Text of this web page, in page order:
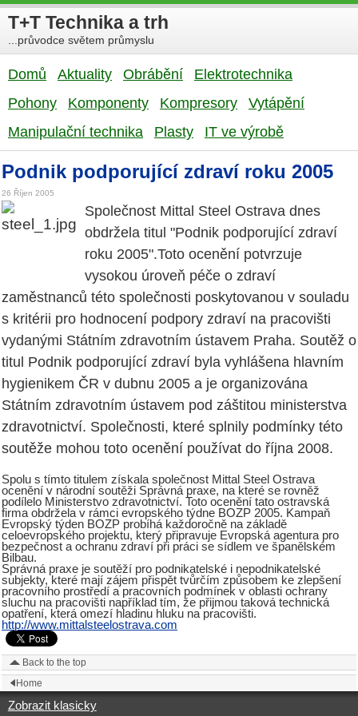
T+T Technika a trh
...průvodce světem průmyslu
Domů Aktuality Obrábění
Elektrotechnika
Pohony
Komponenty Kompresory
Vytápění
Manipulační technika
Plasty IT ve výrobě
Podnik podporující zdraví roku 2005
26 Říjen 2005
Společnost Mittal Steel Ostrava dnes
obdržela titul "Podnik podporující zdraví
roku 2005".Toto ocenění potvrzuje
vysokou úroveň péče o zdraví
zaměstnanců této společnosti poskytovanou v souladu
s kritérii pro hodnocení podpory zdraví na pracovišti
vydanými Státním zdravotním ústavem Praha. Soutěž o
titul Podnik podporující zdraví byla vyhlášena hlavním
hygienikem ČR v dubnu 2005 a je organizována
Státním zdravotním ústavem pod záštitou ministerstva
zdravotnictví. Společnosti, které splnily podmínky této
soutěže mohou toto ocenění používat do října 2008.
Spolu s tímto titulem získala společnost Mittal Steel Ostrava
ocenění v národní soutěži Správná praxe, na které se rovněž
podílelo Ministerstvo zdravotnictví. Toto ocenění tato ostravská
firma obdržela v rámci evropského týdne BOZP 2005. Kampaň
Evropský týden BOZP probíhá každoročně na základě
celoevropského projektu, který připravuje Evropská agentura pro
bezpečnost a ochranu zdraví při práci se sídlem ve španělském
Bilbau.
Správná praxe je soutěží pro podnikatelské i nepodnikatelské
subjekty, které mají zájem přispět tvůrčím způsobem ke zlepšení
pracovního prostředí a pracovních podmínek v oblasti ochrany
sluchu na pracovišti například tím, že přijmou taková technická
opatření, která omezí hladinu hluku na pracovišti.
http://www.mittalsteelostrava.com
Back to the top
Home
Zobrazit klasicky